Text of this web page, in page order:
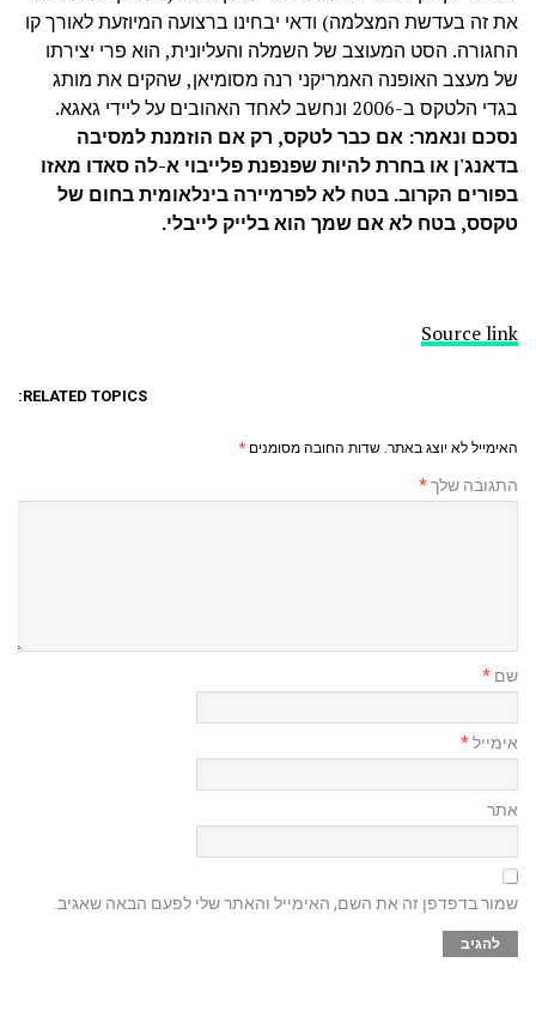
את זה בעדשת המצלמה) ודאי יבחינו ברצועה המיוזעת לאורך קו
החגורה. הסט המעוצב של השמלה והעליונית, הוא פרי יצירתו
של מעצב האופנה האמריקני רנה מסומיאן, שהקים את מותג
בגדי הלטקס ב-2006 ונחשב לאחד האהובים על ליידי גאגא.
נסכם ונאמר: אם כבר לטקס, רק אם הוזמנת למסיבה
בדאנג'ן או בחרת להיות שפנפנת פלייבוי א-לה סאדו מאזו
בפורים הקרוב. בטח לא לפרמיירה בינלאומית בחום של
טקסס, בטח לא אם שמך הוא בלייק לייבלי.
Source link
RELATED TOPICS:
האימייל לא יוצג באתר. שדות החובה מסומנים *
התגובה שלך*
שם *
אימייל*
אתר
שמור בדפדפן זה את השם, האימייל והאתר שלי לפעם הבאה שאגיב.